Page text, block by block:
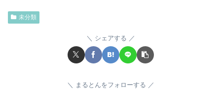
未分類
シェアする
まるとんをフォローする